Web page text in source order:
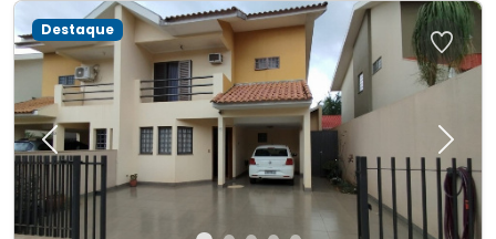
Previous Next
Destaque